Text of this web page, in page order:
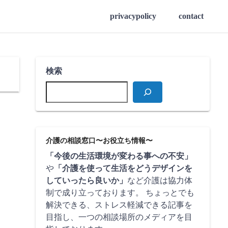
privacypolicy contact
検索
介護の相談窓口〜お役立ち情報〜
「今後の生活環境が変わる事への不安」
や 「介護を使って生活をどうデザインを
していったら良いか」 など介護は協力体
制で成り立っております。 ちょっとでも
解決できる、ストレス軽減できる記事を
目指し、一つの相談場所のメディアを目